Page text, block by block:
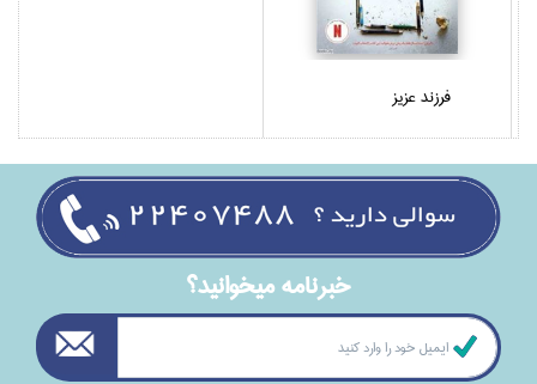
فرزند عزيز
خبرنامه ميخوانيد؟